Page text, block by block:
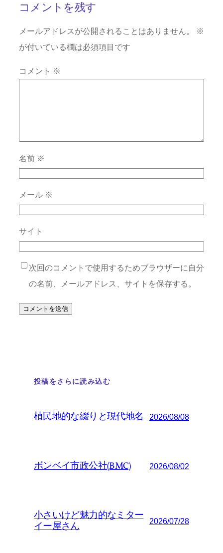
コメントを残す
メールアドレスが公開されることはありません。
※
が付いている欄は必須項目です
コメント ※
名前 ※
メール ※
サイト
次回のコメントで使用するためブラウザーに自分
の名前、メールアドレス、サイトを保存する。
投稿をさらに読み込む
植民地的な綴りと現代地名 2026/08/08
ボンベイ市政公社(BMC) 2026/08/02
小さいけど魅力的なミター
イー屋さん
2026/07/28